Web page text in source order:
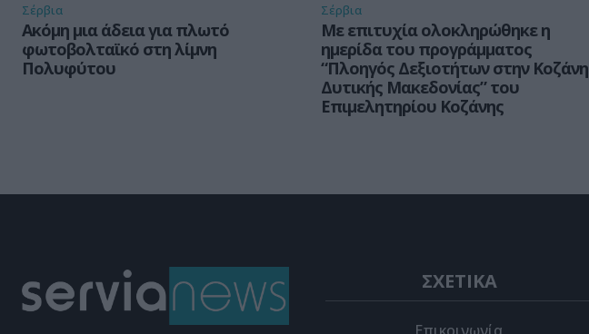
Σέρβια
Ακόμη μια άδεια για πλωτό
φωτοβολταϊκό στη λίμνη
Πολυφύτου
Σέρβια
Με επιτυχία ολοκληρώθηκε η
ημερίδα του προγράμματος
“Πλοηγός Δεξιοτήτων στην Κοζάνη
Δυτικής Μακεδονίας” του
Επιμελητηρίου Κοζάνης
ΣΧΕΤΙΚΑ
Επικοινωνία